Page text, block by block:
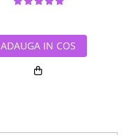
ADAUGA IN COS